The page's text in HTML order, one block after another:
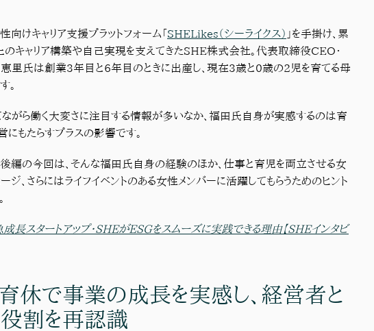
向けキャリア支援プラットフォーム「 SHELikes（シーライクス） 」を手掛け、累
キャリア構築や自己実現を支えてきたSHE株式会社。代表取締役CEO・
里氏は創業3年目と6年目のときに出産し、現在3歳と0歳の2児を育てる母
。
ながら働く大変さに注目する情報が多いなか、福田氏自身が実感するのは育
もたらすプラスの影響です。
後編の今回は、そんな福田氏自身の経験のほか、仕事と育児を両立させる女
ジ、さらにはライフイベントのある女性メンバーに活躍してもらうためのヒント
成長スタートアップ・SHEがESGをスムーズに実践できる理由【SHEインタビ
休で事業の成長を実感し、経営者と
役割を再認識